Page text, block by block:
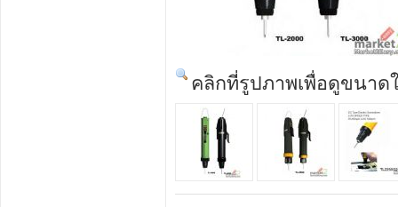
คลิกที่รูปภาพเพื่อดูขนาด